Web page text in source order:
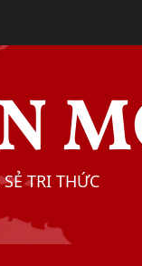
TRI THỨC